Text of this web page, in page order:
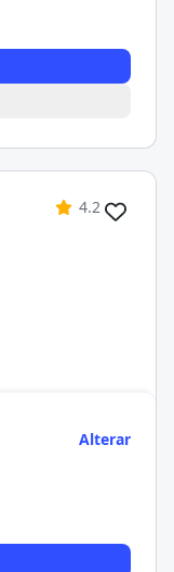
4.2
Alterar